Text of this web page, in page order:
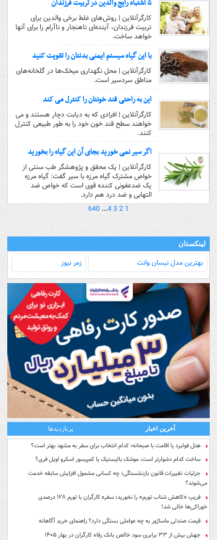
۵ اشتباه رایج والدین در تربیت فرزندان
کارگرآنلاین | روش‌های غلط برخی والدین برای
تربیت فرزندان، آینده‌ای ناهنجار و ناآرام را برای آنها
خواهد ساخت.
با این گیاه سیستم ایمنی بدنتان را تقویت کنید
کارگرآنلاین | محل نگهداری میخک‌ها در گلخانه‌های
مناطق سردسیر است.
این به راحتی قند خونتان را کنترل می کند
کارگرآنلاین | افرادی که به دیابت دچار هستند و می
خواهند سطح قند خون خود را به طور طبیعی کنترل
کنند.
اگر سیر نمی خورید بجای آن این گیاه را بخورید
کارگرآنلاین | یک محقق و پژوهشگر طب سنتی از
خواص مشترک گیاه مرزه با سیر گفت: گیاه مرزه
یک ضدعفونی کننده قوی است که خواص ضد
التهابی و ضد درد هم دارد.
1
2
3
4
...
640
لینکستان
بهترین مدل‌ نیسان وانت زمر نیوز
آخرین اخبار پربازدیدها
هتل فولبرد یا اقامت با صبحانه؛ کدام انتخاب برای سفر به مشهد بهتر است؟
ساخت کدام دشوارتر است، موشک بالیستیک یا کمپرسور اسکرو اویل فری؟
جزئیات تغییرات قانون بازنشستگی؛ چه کسانی مشمول افزایش سابقه خدمت
می‌شوند؟
فریبِ «کاهش شتاب تورم» را نخورید؛ سفره کارگران با تورم ۱۲۸ درصدی
خوراکی‌ها خالی شد!
قیمت صندلی ماساژور به چه عواملی بستگی دارد؟ راهنمای خرید آگاهانه
جهش بیش از ۳۳ برابری سود خالص بانک رفاه کارگران در بهار ۱۴۰۵